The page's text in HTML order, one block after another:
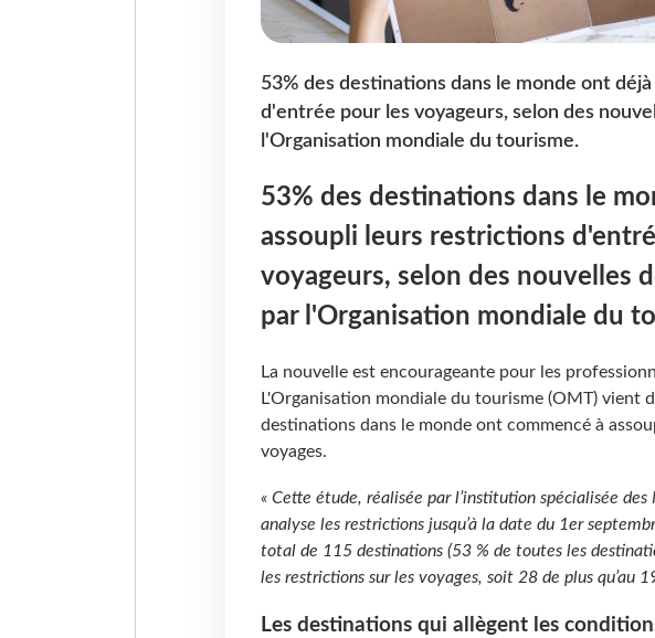
53% des destinations dans le monde ont
d'entrée pour les voyageurs, selon des
l'Organisation mondiale du tourisme.
53% des destinations dans le
assoupli leurs restrictions
voyageurs, selon des nouvelles
par l'Organisation mondiale du
La nouvelle est encourageante pour les
L'Organisation mondiale du tourisme (OMT) vient
destinations dans le monde ont commencé à
voyages.
« Cette étude, réalisée par l’institution spécialisée
analyse les restrictions jusqu’à la date du 1er
total de 115 destinations (53 % de toutes les
les restrictions sur les voyages, soit 28 de plus qu’au
Les destinations qui allègent les